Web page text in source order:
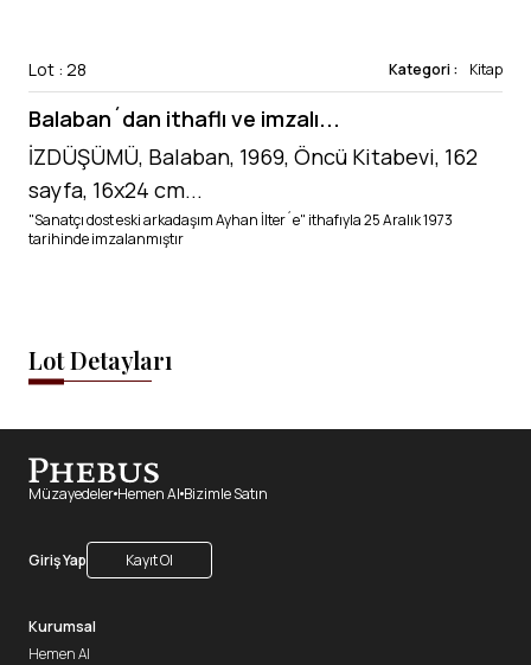
Lot : 28 Kategori : Kitap
Balaban´dan ithaflı ve imzalı...
İZDÜŞÜMÜ, Balaban, 1969, Öncü Kitabevi, 162
sayfa, 16x24 cm...
"Sanatçı dost eski arkadaşım Ayhan İlter´e" ithafıyla 25 Aralık 1973
tarihinde imzalanmıştır
Lot Detayları
Müzayedeler Hemen Al Bizimle Satın
Giriş Yap Kayıt Ol
Kurumsal
Hemen Al